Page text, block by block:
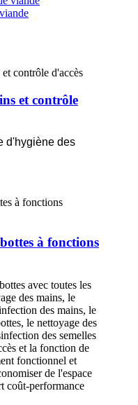
et contrôle
d'hygiène des
à fonctions
avec toutes les
des mains, le
des mains, le
le nettoyage des
des semelles
et la fonction de
fonctionnel et
de l'espace
coût-performance